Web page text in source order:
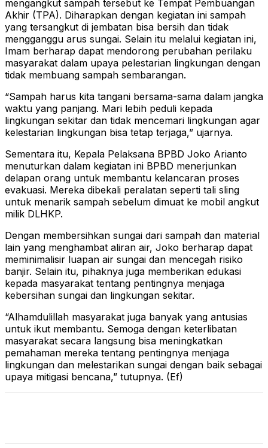
mengangkut sampah tersebut ke Tempat Pembuangan
Akhir (TPA). Diharapkan dengan kegiatan ini sampah
yang tersangkut di jembatan bisa bersih dan tidak
mengganggu arus sungai. Selain itu melalui kegiatan ini,
Imam berharap dapat mendorong perubahan perilaku
masyarakat dalam upaya pelestarian lingkungan dengan
tidak membuang sampah sembarangan.
“Sampah harus kita tangani bersama-sama dalam jangka
waktu yang panjang. Mari lebih peduli kepada
lingkungan sekitar dan tidak mencemari lingkungan agar
kelestarian lingkungan bisa tetap terjaga,” ujarnya.
Sementara itu, Kepala Pelaksana BPBD Joko Arianto
menuturkan dalam kegiatan ini BPBD menerjunkan
delapan orang untuk membantu kelancaran proses
evakuasi. Mereka dibekali peralatan seperti tali sling
untuk menarik sampah sebelum dimuat ke mobil angkut
milik DLHKP.
Dengan membersihkan sungai dari sampah dan material
lain yang menghambat aliran air, Joko berharap dapat
meminimalisir luapan air sungai dan mencegah risiko
banjir. Selain itu, pihaknya juga memberikan edukasi
kepada masyarakat tentang pentingnya menjaga
kebersihan sungai dan lingkungan sekitar.
“Alhamdulillah masyarakat juga banyak yang antusias
untuk ikut membantu. Semoga dengan keterlibatan
masyarakat secara langsung bisa meningkatkan
pemahaman mereka tentang pentingnya menjaga
lingkungan dan melestarikan sungai dengan baik sebagai
upaya mitigasi bencana,” tutupnya. (Ef)